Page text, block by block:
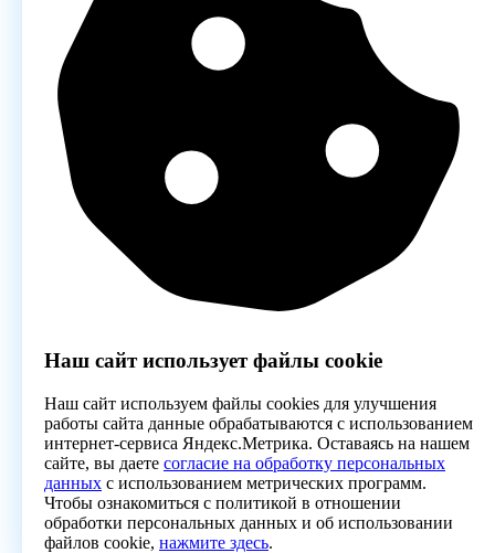
Наш сайт использует файлы cookie
Наш сайт используем файлы cookies для улучшения
работы сайта данные обрабатываются с использованием
интернет-сервиса Яндекс.Метрика. Оставаясь на нашем
сайте, вы даете согласие на обработку персональных
данных с использованием метрических программ.
Чтобы ознакомиться с политикой в отношении
обработки персональных данных и об использовании
файлов cookie, нажмите здесь.